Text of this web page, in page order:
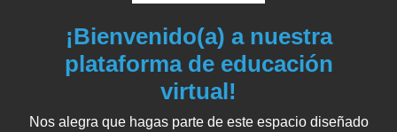
¡Bienvenido(a) a nuestra
plataforma de educación
virtual!
Nos alegra que hagas parte de este espacio diseñado